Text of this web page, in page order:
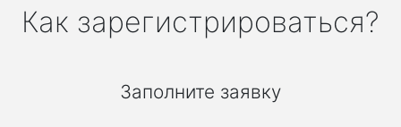
Как зарегистрироваться?
Заполните заявку